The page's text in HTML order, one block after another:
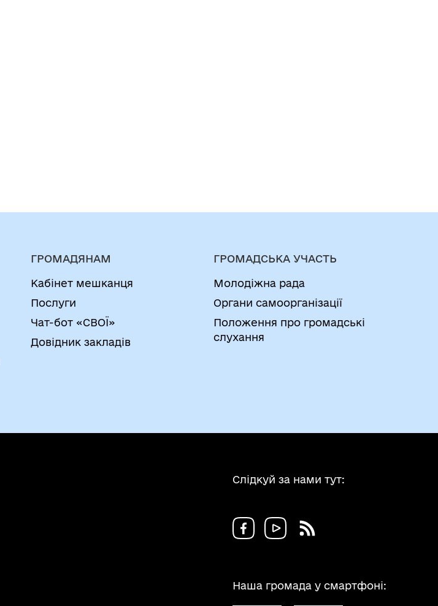
ГРОМАДЯНАМ
Кабінет мешканця
Послуги
Чат-бот «СВОЇ»
Довідник закладів
ГРОМАДСЬКА УЧАСТЬ
Молодіжна рада
Органи самоорганізації
Положення про громадські
слухання
Слідкуй за нами тут:
Наша громада у смартфоні: